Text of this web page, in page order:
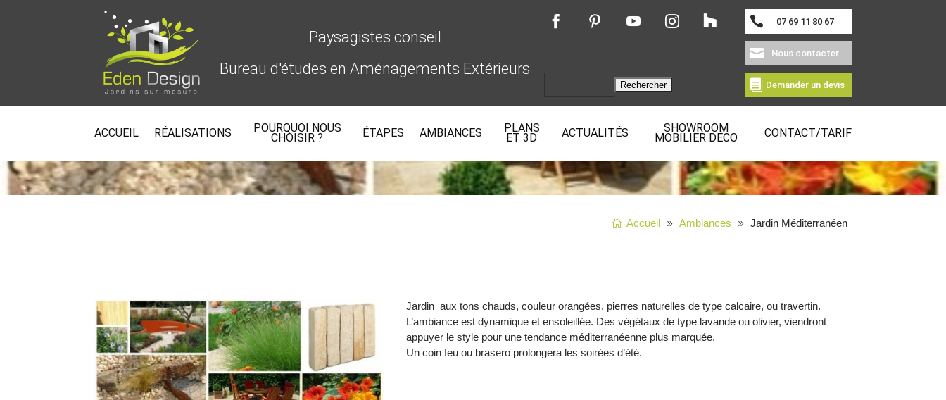
Paysagistes conseil
Bureau d'études en Aménagements Extérieurs
07 69 11 80 67
Nous contacter
Demander un devis
ACCUEIL RÉALISATIONS POURQUOI NOUS
CHOISIR ? ÉTAPES AMBIANCES PLANS
ET 3D ACTUALITÉS SHOWROOM
MOBILIER DÉCO CONTACT/TARIF
JARDIN MÉDITERRANÉEN
Accueil Ambiances Jardin Méditerranéen
Jardin aux tons chauds, couleur orangées, pierres naturelles de type calcaire, ou travertin.
L’ambiance est dynamique et ensoleillée. Des végétaux de type lavande ou olivier, viendront
appuyer le style pour une tendance méditerranéenne plus marquée.
Un coin feu ou brasero prolongera les soirées d’été.